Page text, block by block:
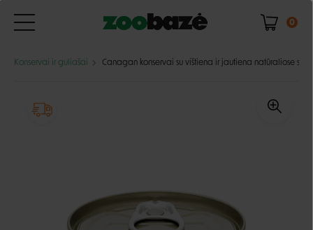
0
Konservai ir guliašai Canagan konservai su vištiena ir jautiena natūraliose